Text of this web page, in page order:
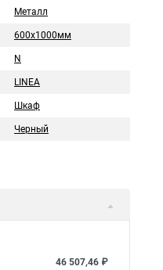
Металл
600х1000мм
N
LINEA
Шкаф
Черный
46 507,46 ₽